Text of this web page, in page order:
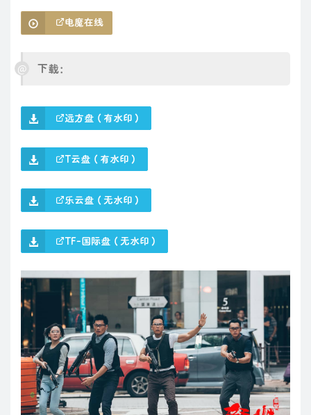
电魔在线
下载：
远方盘（有水印）
T云盘（有水印）
乐云盘（无水印）
TF-国际盘（无水印）